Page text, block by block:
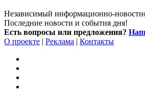
Независимый информационно-
Последние новости и события дня!
Есть вопросы или предложения?
О проекте | Реклама | Контакты